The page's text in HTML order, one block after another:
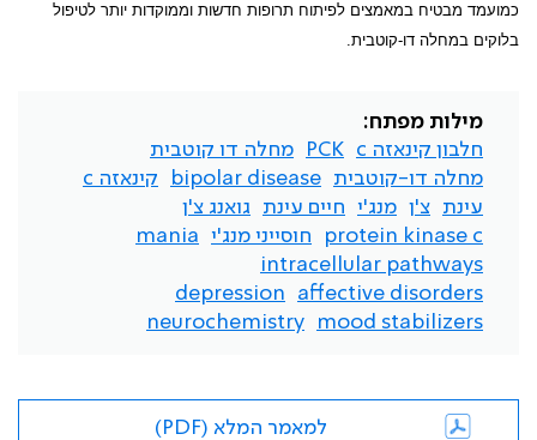
כמועמד מבטיח במאמצים לפיתוח תרופות חדשות וממוקדות יותר לטיפול
בלוקים במחלה דו-קוטבית.
מילות מפתח:
חלבון קינאזה c
PCK
מחלה דו קוטבית
מחלה דו-קוטבית
bipolar disease
קינאזה c
עינת
צ'ן מנג'י חיים עינת
גואנג צ'ן
protein kinase c
חוסייני מנג'י
mania
intracellular pathways
affective disorders
depression
mood stabilizers
neurochemistry
למאמר המלא (PDF)